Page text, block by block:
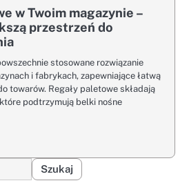
w Twoim magazynie –
przestrzeń do
stosowane rozwiązanie
i fabrykach, zapewniające łatwą
towarów. Regały paletowe składają
podtrzymują belki nośne